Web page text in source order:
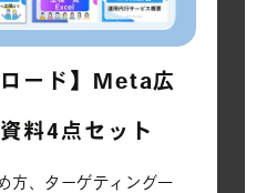
ロード】Meta広
料4点セット
方、ターゲティング一